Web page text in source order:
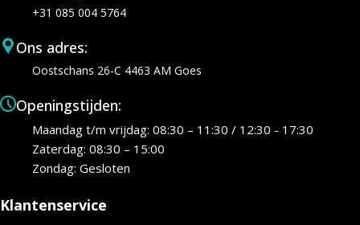
+31 085 004 5764
Ons adres:
Oostschans 26-C 4463 AM Goes
Openingstijden:
Maandag t/m vrijdag: 08:30 – 11:30 / 12:30 - 17:30
Zaterdag: 08:30 – 15:00
Zondag: Gesloten
Klantenservice